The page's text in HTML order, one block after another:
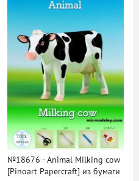
№18676 - Animal Milking cow
[Pinoart Papercraft] из бумаги